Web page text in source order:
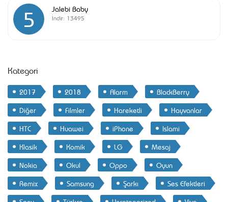
5 Jalebi Baby
İndir: 13495
Kategori
2017 2018 Alarm
BlackBerry
Diğer
Filmler Hareketli
Hayvanlar
HTC
Huawei iPhone
Islami
Klasik
Komik LG
Mesaj
Nokia
Okul Oppo
Oyun
Remix
Samsung Şarkı
Ses Efektleri